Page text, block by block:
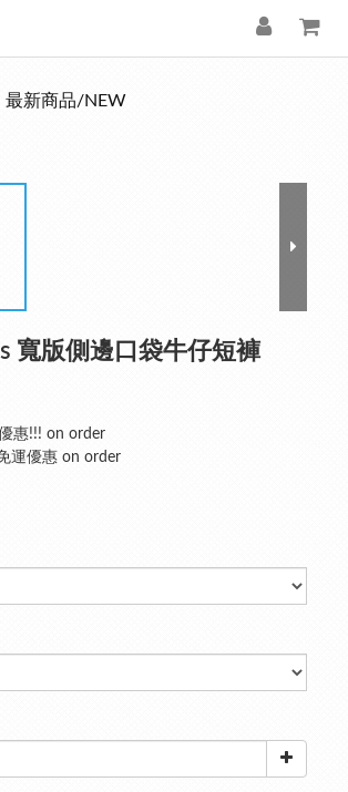
最新商品/NEW
寬版側邊口袋牛仔短褲
惠!!! on order
運優惠 on order